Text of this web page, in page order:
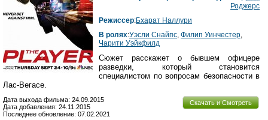
Роджерс
Режиссер:Бхарат Наллури
В ролях:Уэсли Снайпс, Филип Уинчестер,
Чарити Уэйкфилд
Сюжет расскажет о бывшем офицере
разведки, который становится
специалистом по вопросам безопасности в
Лас-Вегасе.
Скачать и Смотреть
Дата выхода фильма: 24.09.2015
Дата добавления: 24.11.2015
Последнее обновление: 07.02.2021